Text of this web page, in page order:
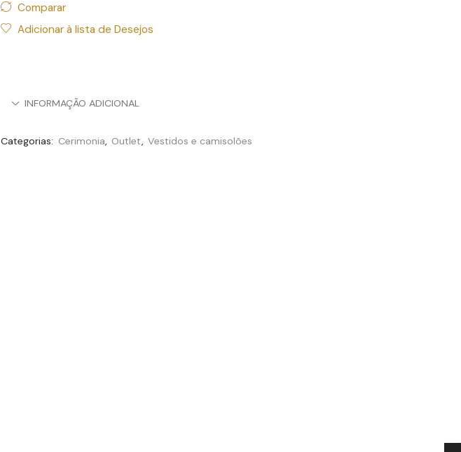
Comparar
Adicionar à lista de Desejos
INFORMAÇÃO ADICIONAL
Categorias: Cerimonia, Outlet, Vestidos e camisolões